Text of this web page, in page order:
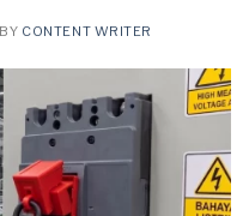
BY CONTENT WRITER